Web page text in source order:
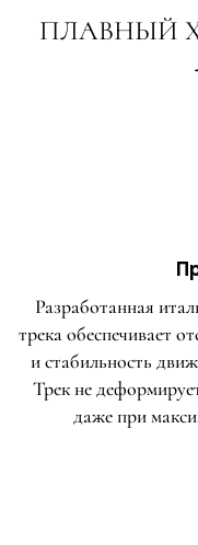
ПЛАВНЫЙ
Разработанная
трека обеспечивает
и стабильность
Трек не
даже при